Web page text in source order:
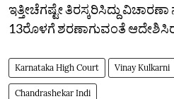
ಇತ್ತೀಚೆಗಷ್ಟೇ ತಿರಸ್ಕರಿಸಿದ್ದು
13ರೊಳಗೆ ಶರಣಾಗುವಂತೆ
Karnataka High Court Vinay Kulkarni
Chandrashekar Indi